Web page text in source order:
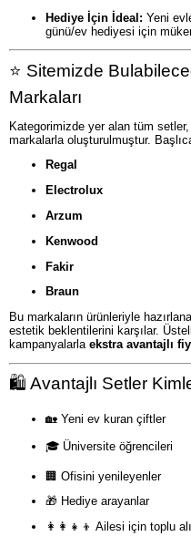
Hediye İçin İdeal: Yeni
günü/ev hediyesi için
⭐ Sitemizde
Markaları
Kategorimizde yer alan tüm
markalarla oluşturulmuştur.
Regal
Electrolux
Arzum
Kenwood
Fakir
Braun
Bu markaların ürünleriyle
estetik beklentilerini karşılar.
kampanyalarla ekstra avantajlı
🛍️ Avantajlı Setler
🏡 Yeni ev kuran çiftler
🎓 Üniversite öğrencileri
🏢 Ofisini yenileyenler
🎁 Hediye arayanlar
👩‍👩‍👧‍👦 Ailesi için toplu